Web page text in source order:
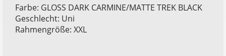
Farbe: GLOSS DARK CARMINE/MATTE TREK BLACK
Geschlecht: Uni
Rahmengröße: XXL